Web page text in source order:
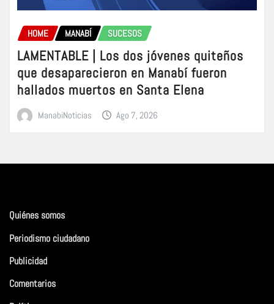
HOME MANABÍ SUCESOS
LAMENTABLE | Los dos jóvenes quiteños
que desaparecieron en Manabí fueron
hallados muertos en Santa Elena
ManabiNoticias Ago 7, 2026
Quiénes somos
Periodismo ciudadano
Publicidad
Comentarios